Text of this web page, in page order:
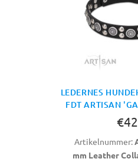
LEDERNES
FDT ARTISAN
Artikelnummer:
mm Leather